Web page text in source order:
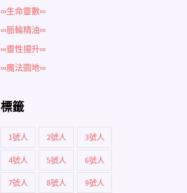
∞生命靈數∞
∞脈輪精油∞
∞靈性揚升∞
∞魔法園地∞
標籤
1號人 2號人 3號人
4號人 5號人 6號人
7號人 8號人 9號人